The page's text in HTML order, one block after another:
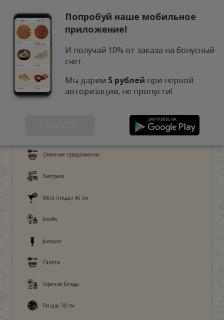
Сезонное предложение
Завтраки
Мега пиццы 40 см
Комбо
Закуски
Салаты
Горячие блюда
Пиццы 30 см
Попробуй наше мобильное
приложение!
И получай 10% от заказа на бонусный
счет
Мы дарим 5 рублей при первой
авторизации, не пропусти!